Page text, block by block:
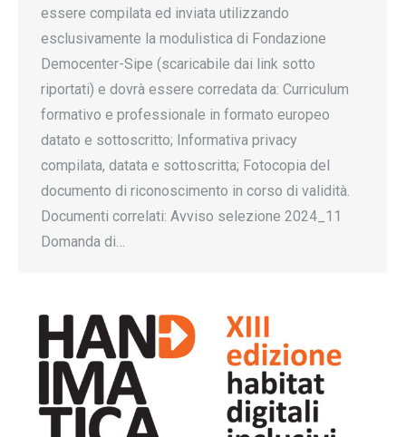
essere compilata ed inviata utilizzando
esclusivamente la modulistica di Fondazione
Democenter-Sipe (scaricabile dai link sotto
riportati) e dovrà essere corredata da: Curriculum
formativo e professionale in formato europeo
datato e sottoscritto; Informativa privacy
compilata, datata e sottoscritta; Fotocopia del
documento di riconoscimento in corso di validità.
Documenti correlati: Avviso selezione 2024_11
Domanda di…